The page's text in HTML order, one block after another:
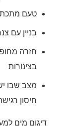
טעם
בניין עם
חזרה
בצינורות
מצב שבו
חיסון
דיגום מים